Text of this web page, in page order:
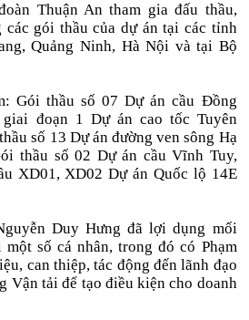
Thuận An tham gia đấu thầu,
gói thầu của dự án tại các tỉnh
Quảng Ninh, Hà Nội và tại Bộ
Gói thầu số 07 Dự án cầu Đồng
đoạn 1 Dự án cao tốc Tuyên
số 13 Dự án đường ven sông Hạ
thầu số 02 Dự án cầu Vĩnh Tuy,
XD01, XD02 Dự án Quốc lộ 14E
Duy Hưng đã lợi dụng mối
số cá nhân, trong đó có Phạm
can thiệp, tác động đến lãnh đạo
Vận tải để tạo điều kiện cho doanh